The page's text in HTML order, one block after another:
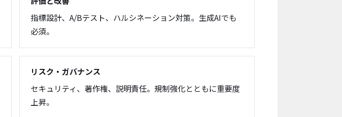
指標設計、A/Bテスト、ハルシネーション対策。生成AIでも
必須。
リスク・ガバナンス
セキュリティ、著作権、説明責任。規制強化とともに重要度
上昇。